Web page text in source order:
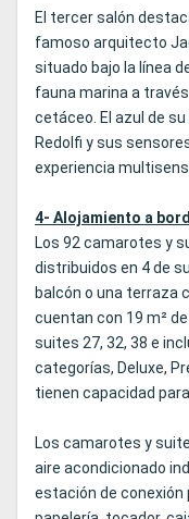
El tercer salón
famoso arquitecto
situado bajo la línea
fauna marina a
cetáceo. El azul de
Redolfi y sus
experiencia
4- Alojamiento a
Los 92 camarotes y
distribuidos en 4 de
balcón o una terraza
cuentan con 19 m²
suites 27, 32, 38 e
categorías, Deluxe,
tienen capacidad
Los camarotes y
aire acondicionado
estación de conexión